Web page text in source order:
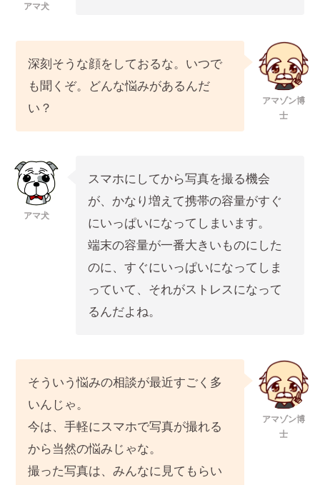
アマ犬
深刻そうな顔をしておるな。いつで
も聞くぞ。どんな悩みがあるんだ
い？
アマゾン博
士
アマ犬
スマホにしてから写真を撮る機会
が、かなり増えて携帯の容量がすぐ
にいっぱいになってしまいます。
端末の容量が一番大きいものにした
のに、すぐにいっぱいになってしま
っていて、それがストレスになって
るんだよね。
そういう悩みの相談が最近すごく多
いんじゃ。
今は、手軽にスマホで写真が撮れる
から当然の悩みじゃな。
撮った写真は、みんなに見てもらい
アマゾン博
士